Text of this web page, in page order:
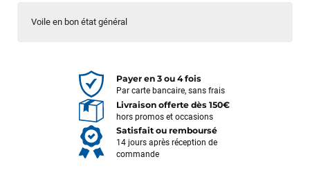
Voile en bon état général
Payer en 3 ou 4 fois
Par carte bancaire, sans frais
Livraison offerte dès 150€
hors promos et occasions
Satisfait ou remboursé
14 jours après réception de
commande